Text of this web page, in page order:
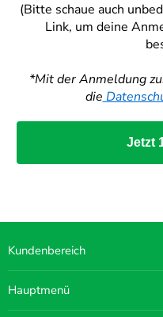
(Bitte schaue auch
Link, um deine
*Mit der Anmeldung
die
Jetzt
Kundenbereich
Hauptmenü